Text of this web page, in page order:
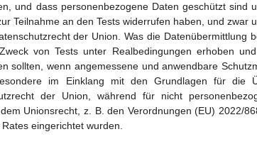
und dass personenbezogene Daten geschützt sind
Teilnahme an den Tests widerrufen haben, und zwar
der Union. Was die Datenübermittlung
von Tests unter Realbedingungen erhoben
sollten, wenn angemessene und anwendbare
im Einklang mit den Grundlagen für die
der Union, während für nicht
Unionsrecht, z. B. den Verordnungen (EU) 2022/
eingerichtet wurden.